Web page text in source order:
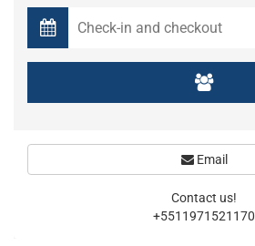
Email
Contact us!
+5511971521170